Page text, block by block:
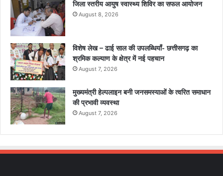
जिला स्तरीय आयुष स्वास्थ्य शिविर का सफल आयोजन
August 8, 2026
विशेष लेख – ढाई साल की उपलब्धियाँ- छत्तीसगढ़ का
श्रमिक कल्याण के क्षेत्र में नई पहचान
August 7, 2026
मुख्यमंत्री हेल्पलाइन बनी जनसमस्याओं के त्वरित समाधान
की प्रभावी व्यवस्था
August 7, 2026